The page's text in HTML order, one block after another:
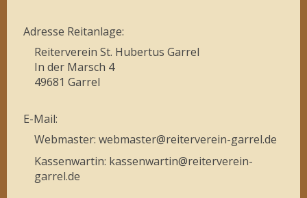
Adresse Reitanlage:
Reiterverein St. Hubertus Garrel
In der Marsch 4
49681 Garrel
E-Mail:
Webmaster: webmaster@reiterverein-garrel.de
Kassenwartin: kassenwartin@reiterverein-
garrel.de